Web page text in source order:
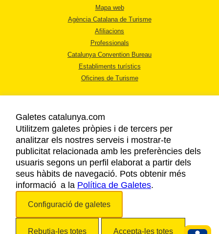
Mapa web
Agència Catalana de Turisme
Afiliacions
Professionals
Catalunya Convention Bureau
Establiments turístics
Oficines de Turisme
AVÍS LEGAL
POLÍTICA DE PRIVACITAT
COOKIES
ACCESSIBILITAT
Galetes catalunya.com
Utilitzem galetes pròpies i de tercers per
analitzar els nostres serveis i mostrar-te
publicitat relacionada amb les preferències dels
usuaris segons un perfil elaborat a partir dels
seus hàbits de navegació. Pots obtenir més
informació a la Política de Galetes.
Configuració de galetes
Rebutja-les totes Accepta-les totes